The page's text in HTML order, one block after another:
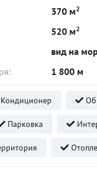
370 м2
520 м2
вид на
1 800 м
Кондиционер
Парковка